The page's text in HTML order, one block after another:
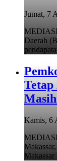
Jumat, 7
Daerah
Tetap
Kamis, 6